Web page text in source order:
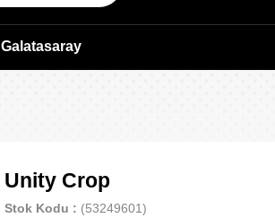
Galatasaray
Unity Crop
Stok Kodu
(53249601)